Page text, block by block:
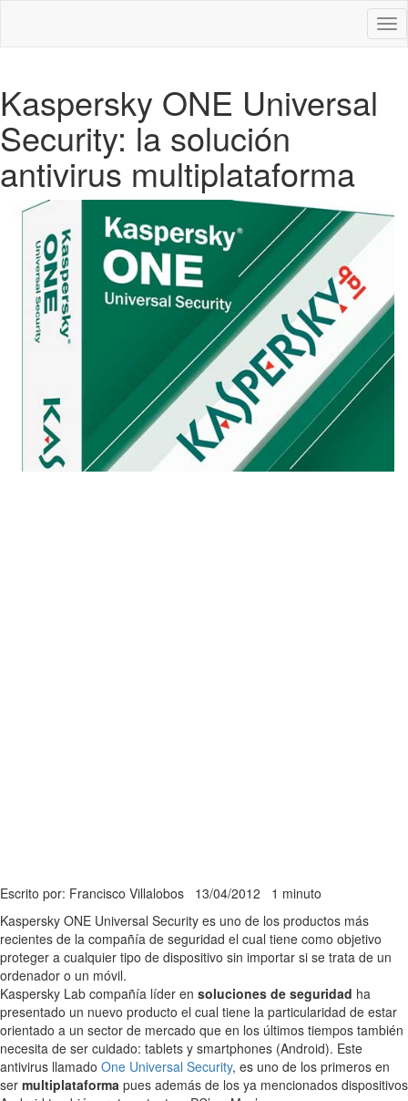
Kaspersky ONE Universal
Security: la solución
antivirus multiplataforma
Escrito por: Francisco Villalobos 13/04/2012 1 minuto
Kaspersky ONE Universal Security es uno de los productos más
recientes de la compañía de seguridad el cual tiene como objetivo
proteger a cualquier tipo de dispositivo sin importar si se trata de un
ordenador o un móvil.
Kaspersky Lab compañía líder en soluciones de seguridad ha
presentado un nuevo producto el cual tiene la particularidad de estar
orientado a un sector de mercado que en los últimos tiempos también
necesita de ser cuidado: tablets y smartphones (Android). Este
antivirus llamado One Universal Security, es uno de los primeros en
ser multiplataforma pues además de los ya mencionados dispositivos